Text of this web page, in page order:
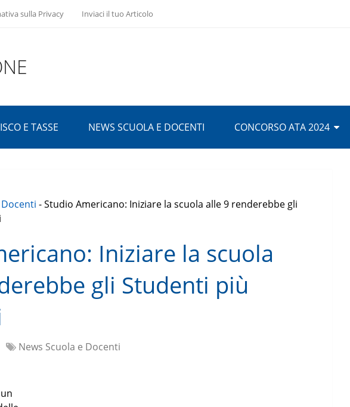
sulla Privacy Inviaci il tuo Articolo
E TASSE NEWS SCUOLA E DOCENTI CONCORSO ATA 2024
-Studio Americano: Iniziare la scuola alle 9 renderebbe gli
Iniziare la scuola
gli Studenti più
News Scuola e Docenti